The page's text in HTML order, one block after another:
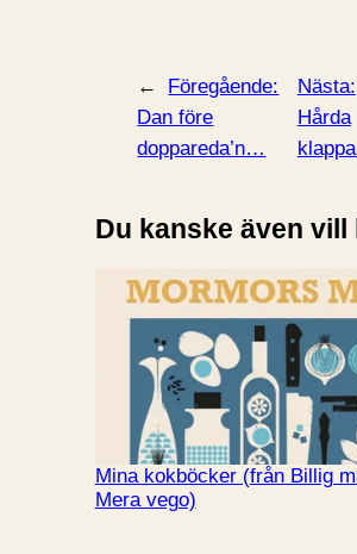
←
Föregående:
Dan före
doppareda’n…
Nästa:
Hårda
Du kanske även vill
Mina kokböcker (från Billig
Mera vego)